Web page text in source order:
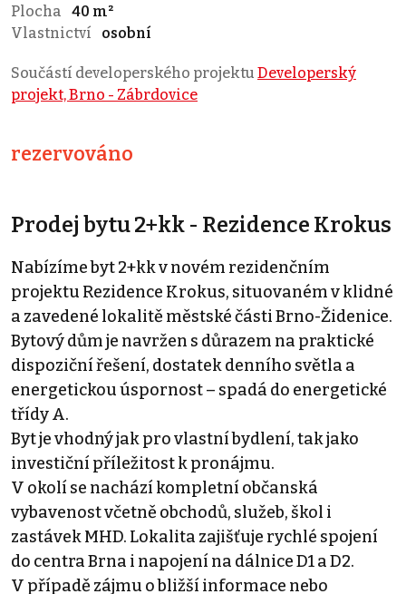
Plocha
40 m²
Vlastnictví
osobní
Součástí developerského projektu Developerský
projekt, Brno - Zábrdovice
rezervováno
Prodej bytu 2+kk - Rezidence Krokus
Nabízíme byt 2+kk v novém rezidenčním
projektu Rezidence Krokus, situovaném v klidné
a zavedené lokalitě městské části Brno-Židenice.
Bytový dům je navržen s důrazem na praktické
dispoziční řešení, dostatek denního světla a
energetickou úspornost – spadá do energetické
třídy A.
Byt je vhodný jak pro vlastní bydlení, tak jako
investiční příležitost k pronájmu.
V okolí se nachází kompletní občanská
vybavenost včetně obchodů, služeb, škol i
zastávek MHD. Lokalita zajišťuje rychlé spojení
do centra Brna i napojení na dálnice D1 a D2.
V případě zájmu o bližší informace nebo